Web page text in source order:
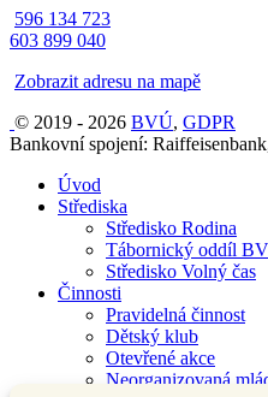
596 134 723
603 899 040
Zobrazit adresu na mapě
© 2019 - 2026 BVÚ, GDPR
Bankovní spojení:
Úvod
Střediska
Středisko Rodina
Tábornický oddíl
Středisko Volný čas
Činnosti
Pravidelná činnost
Dětský klub
Otevřené akce
Neorganizovaná